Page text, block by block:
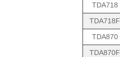
TDA718
TDA718F
TDA870
TDA870F